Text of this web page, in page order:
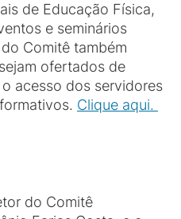
de Educação Física,
e seminários
Comitê também
ofertados de
acesso dos servidores
Clique aqui.
do Comitê